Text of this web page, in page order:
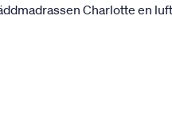
Charlotte en